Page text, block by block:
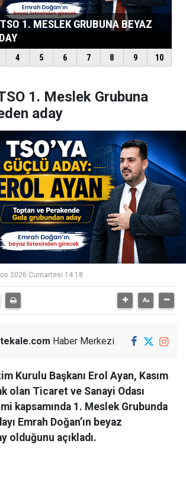
1. Meslek Grubuna
aday
2026 Cumartesi 14:18
Haber Merkezi
Kurulu Başkanı Erol Ayan, Kasım
olan Ticaret ve Sanayi Odası
kapsamında 1. Meslek Grubunda
Emrah Doğan’ın beyaz
olduğunu açıkladı.